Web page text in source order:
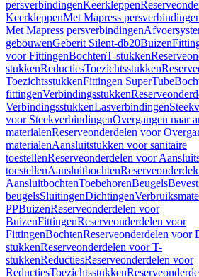
persverbindingenKeerkleppen
KeerkleppenMet Mapress
Met Mapress persverbindingen
gebouwenGeberit Silent-db20Buizen
voor FittingenBochtenT-stukken
stukkenReductiesToezichtsstukken
ToezichtsstukkenFittingen SuperTube
fittingenVerbindingsstukken
VerbindingsstukkenLasverbindingen
voor SteekverbindingenOvergangen naar
materialenReserveonderdelen voor
materialenAansluitstukken voor sanitaire
toestellenReserveonderdelen voor
toestellenAansluitbochten
AansluitbochtenToebehorenBeugels
beugelsSluitingenDichtingen
PPBuizenReserveonderdelen voor
BuizenFittingenReserveonderdelen voor
FittingenBochtenReserveonderdelen voor
stukkenReserveonderdelen voor T-
stukkenReductiesReserveonderdelen voor
ReductiesToezichtsstukken